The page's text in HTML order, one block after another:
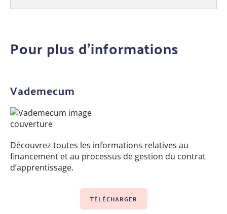
Pour plus d'informations
Vademecum
Découvrez toutes les informations relatives au
financement et au processus de gestion du contrat
d’apprentissage.
TÉLÉCHARGER